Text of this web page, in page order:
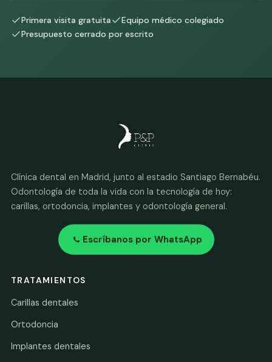
Primera visita gratuita
Equipo médico colegiado
Presupuesto cerrado por escrito
Clínica dental en Madrid, junto al estadio Santiago Bernabéu.
Odontología de toda la vida con la tecnología de hoy:
carillas, ortodoncia, implantes y odontología general.
Escríbanos por WhatsApp
TRATAMIENTOS
Carillas dentales
Ortodoncia
Implantes dentales